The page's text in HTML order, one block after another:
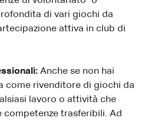
di vari giochi da
attiva in club di
Anche se non hai
come rivenditore di giochi da
lavoro o attività che
competenze trasferibili. Ad